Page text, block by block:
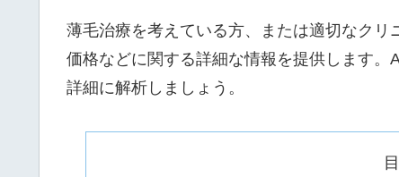
薄毛治療を考えている方、または適切なクリ
価格などに関する詳細な情報を提供します
詳細に解析しましょう。